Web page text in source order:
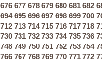
676 677 678 679 680 681 682
694 695 696 697 698 699 700
712 713 714 715 716 717 718
730 731 732 733 734 735 736
748 749 750 751 752 753 754
766 767 768 769 770 771 772